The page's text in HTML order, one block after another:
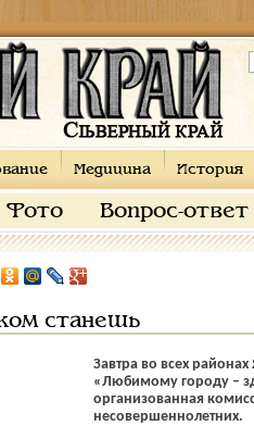
Медицина История
Фото Вопрос-ответ
станешь
Завтра во всех
«Любимому городу –
организованная
несовершеннолетних.